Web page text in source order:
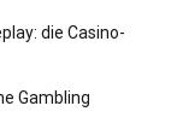
die Casino-
Gambling